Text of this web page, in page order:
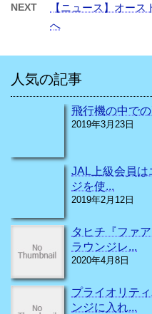
NEXT
【ニュース】オー
へ
人気の記事
飛行機の中で
2019年3月23日
JAL上級会員は
ジを使...
2019年2月12日
タヒチ『ファ
ラウンジレ...
2020年4月8日
プライオリテ
ンジに入れ...